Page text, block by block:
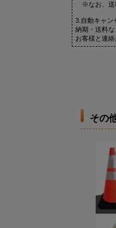
※なお、送
3.自動キャン
納期・送料
お客様と連
その